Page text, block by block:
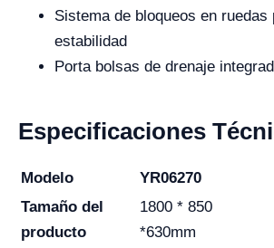
Sistema de bloqueos en ruedas
estabilidad
Porta bolsas de drenaje
Especificaciones
Modelo
YR06270
Tamaño del
producto
1800 * 850
*630mm